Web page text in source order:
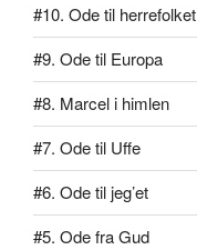
#10. Ode til herrefolket
#9. Ode til Europa
#8. Marcel i himlen
#7. Ode til Uffe
#6. Ode til jeg’et
#5. Ode fra Gud